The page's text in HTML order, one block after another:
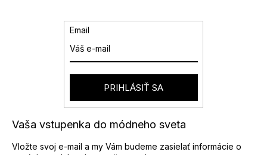
e
p
r
v
k
v
p
Vaša vstupenka do módneho sveta
Vložte svoj e-mail a my Vám budeme zasielať informácie o
Email
PRIHLÁSIŤ SA